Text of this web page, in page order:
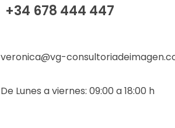
+34 678 444 447
veronica@vg-
De Lunes a viernes: 09:00 a 18:00 h